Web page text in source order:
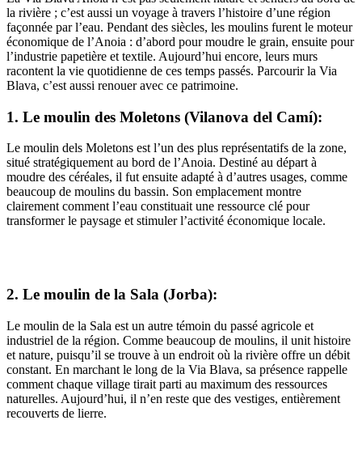
la rivière ; c’est aussi un voyage à travers l’histoire d’une région
façonnée par l’eau. Pendant des siècles, les moulins furent le moteur
économique de l’Anoia : d’abord pour moudre le grain, ensuite pour
l’industrie papetière et textile. Aujourd’hui encore, leurs murs
racontent la vie quotidienne de ces temps passés. Parcourir la Via
Blava, c’est aussi renouer avec ce patrimoine.
1. Le moulin des Moletons (Vilanova del Camí):
Le moulin dels Moletons est l’un des plus représentatifs de la zone,
situé stratégiquement au bord de l’Anoia. Destiné au départ à
moudre des céréales, il fut ensuite adapté à d’autres usages, comme
beaucoup de moulins du bassin. Son emplacement montre
clairement comment l’eau constituait une ressource clé pour
transformer le paysage et stimuler l’activité économique locale.
2. Le moulin de la Sala (Jorba):
Le moulin de la Sala est un autre témoin du passé agricole et
industriel de la région. Comme beaucoup de moulins, il unit histoire
et nature, puisqu’il se trouve à un endroit où la rivière offre un débit
constant. En marchant le long de la Via Blava, sa présence rappelle
comment chaque village tirait parti au maximum des ressources
naturelles. Aujourd’hui, il n’en reste que des vestiges, entièrement
recouverts de lierre.